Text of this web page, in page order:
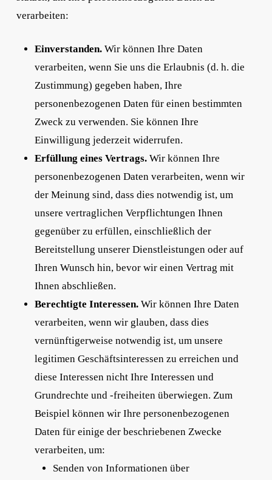
verarbeiten:
Einverstanden.Wir können Ihre Daten
verarbeiten, wenn Sie uns die Erlaubnis (d. h. die
Zustimmung) gegeben haben, Ihre
personenbezogenen Daten für einen bestimmten
Zweck zu verwenden. Sie können Ihre
Einwilligung jederzeit widerrufen.
Erfüllung eines Vertrags.Wir können Ihre
personenbezogenen Daten verarbeiten, wenn wir
der Meinung sind, dass dies notwendig ist, um
unsere vertraglichen Verpflichtungen Ihnen
gegenüber zu erfüllen, einschließlich der
Bereitstellung unserer Dienstleistungen oder auf
Ihren Wunsch hin, bevor wir einen Vertrag mit
Ihnen abschließen.
Berechtigte Interessen.Wir können Ihre Daten
verarbeiten, wenn wir glauben, dass dies
vernünftigerweise notwendig ist, um unsere
legitimen Geschäftsinteressen zu erreichen und
diese Interessen nicht Ihre Interessen und
Grundrechte und -freiheiten überwiegen. Zum
Beispiel können wir Ihre personenbezogenen
Daten für einige der beschriebenen Zwecke
verarbeiten, um:
Senden von Informationen über